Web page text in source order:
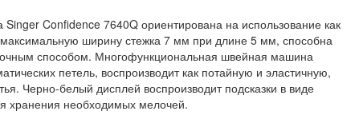
Confidence 7640Q ориентирована на использование как
ширину стежка 7 мм при длине 5 мм, способна
способом. Многофункциональная швейная машина
петель, воспроизводит как потайную и эластичную,
Черно-белый дисплей воспроизводит подсказки в виде
хранения необходимых мелочей.